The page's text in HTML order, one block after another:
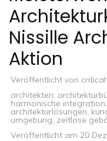
Nissille
Aktion
Veröffentlicht von
architekten,
harmonische integration,
architekturlösungen,
umgebung, zeitlose
Veröffentlicht am 20